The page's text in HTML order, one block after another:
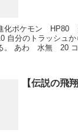
化ポケモン HP80
分のトラッシュか
。 あわ 水無 20 コ
【伝説の飛